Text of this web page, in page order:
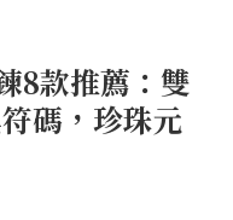
8款推薦：雙
碼，珍珠元